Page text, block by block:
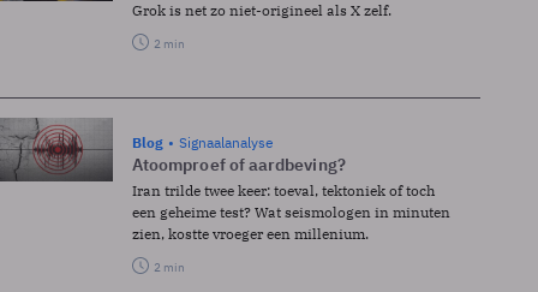
Grok is net zo niet-origineel als X zelf.
2 min
Blog Signaalanalyse
Atoomproef of aardbeving?
Iran trilde twee keer: toeval, tektoniek of toch
een geheime test? Wat seismologen in minuten
zien, kostte vroeger een millenium.
2 min